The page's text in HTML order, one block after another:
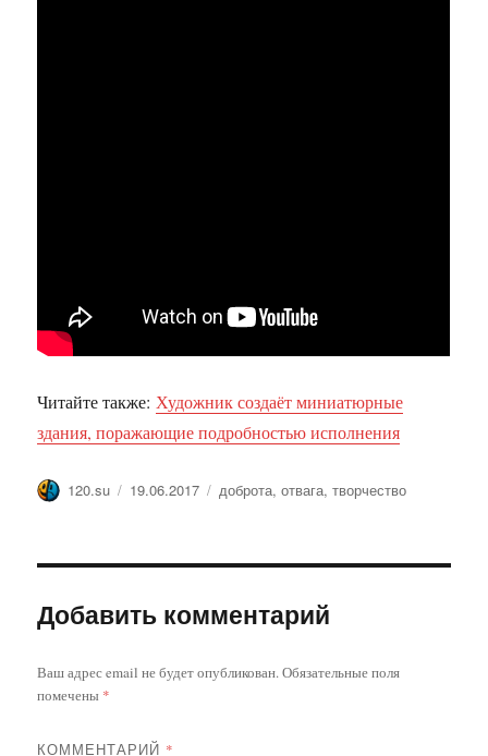
Читайте также:Художник создаёт миниатюрные
здания, поражающие подробностью исполнения
Автор
120.su Опубликовано
19.06.2017 Метки
доброта,отвага,творчество
Добавить комментарий
Ваш адрес email не будет опубликован.Обязательные поля
помечены *
КОММЕНТАРИЙ *